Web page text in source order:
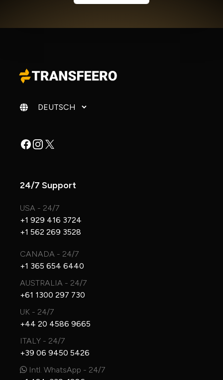
Sprache ändern
Facebook
Instagram
X
24/7 Support
USA - 24/7
+1 929 416 3724
+1 562 269 3528
CANADA - 24/7
+1 365 654 6440
AUSTRALIA - 24/7
+61 1300 297 730
UK - 24/7
+44 20 4586 9665
ITALY - 24/7
+39 06 9450 5426
Intl. WhatsApp - 24/7